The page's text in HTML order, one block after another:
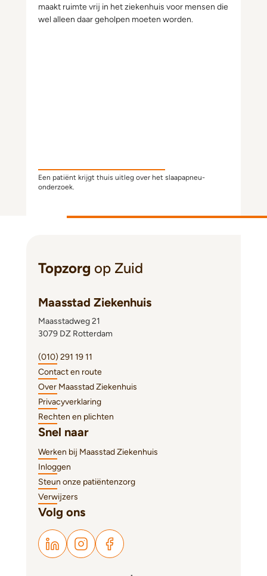
maakt ruimte vrij in het ziekenhuis voor mensen die
wel alleen daar geholpen moeten worden.
Een patiënt krijgt thuis uitleg over het slaapapneu-
onderzoek.
Topzorg op Zuid
Maasstad Ziekenhuis
Maasstadweg 21
3079 DZ Rotterdam
(010) 291 19 11
Contact en route
Over Maasstad Ziekenhuis
Privacyverklaring
Rechten en plichten
Snel naar
Werken bij Maasstad Ziekenhuis
Inloggen
Steun onze patiëntenzorg
Verwijzers
Volg ons